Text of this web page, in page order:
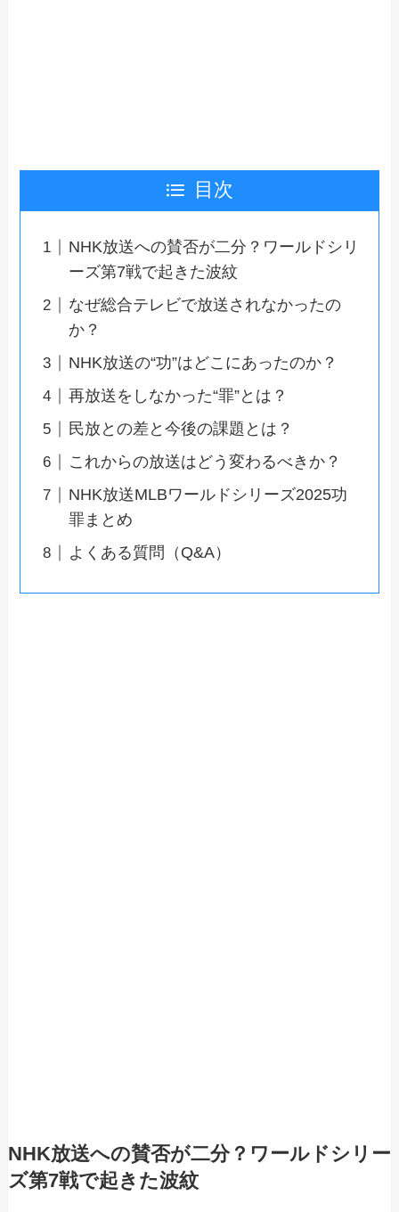
目次
NHK放送への賛否が二分？ワールドシリ
ーズ第7戦で起きた波紋
なぜ総合テレビで放送されなかったの
か？
NHK放送の“功”はどこにあったのか？
再放送をしなかった“罪”とは？
民放との差と今後の課題とは？
これからの放送はどう変わるべきか？
NHK放送MLBワールドシリーズ2025功
罪まとめ
よくある質問（Q&A）
NHK放送への賛否が二分？ワールドシリー
ズ第7戦で起きた波紋